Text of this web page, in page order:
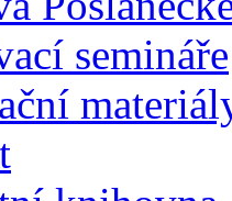
semináře